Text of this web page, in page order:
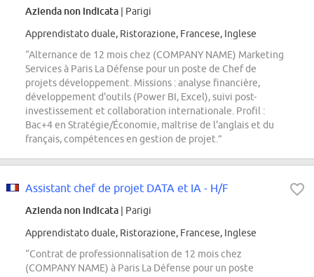
Azienda non indicata | Parigi
Apprendistato duale, Ristorazione, Francese, Inglese
“Alternance de 12 mois chez (COMPANY NAME) Marketing
Services à Paris La Défense pour un poste de Chef de
projets développement. Missions : analyse financière,
développement d'outils (Power BI, Excel), suivi post-
investissement et collaboration internationale. Profil :
Bac+4 en Stratégie/Économie, maîtrise de l'anglais et du
français, compétences en gestion de projet.”
Assistant chef de projet DATA et IA - H/F
Azienda non indicata | Parigi
Apprendistato duale, Ristorazione, Francese, Inglese
“Contrat de professionnalisation de 12 mois chez
(COMPANY NAME) à Paris La Défense pour un poste